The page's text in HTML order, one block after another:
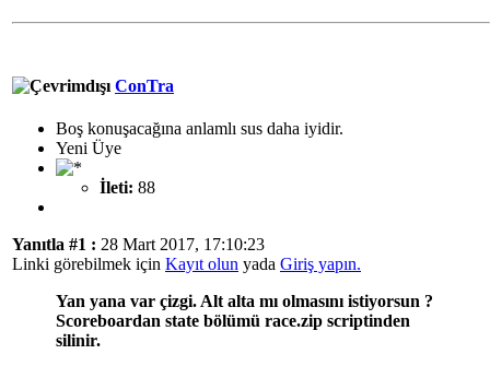
ConTra
Boş konuşacağına anlamlı sus daha iyidir.
Yeni Üye
İleti: 88
Yanıtla #1 : 28 Mart 2017, 17:10:23
Linki görebilmek için Kayıt olun yada Giriş yapın.
Yan yana var çizgi. Alt alta mı olmasını istiyorsun ?
Scoreboardan state bölümü race.zip scriptinden
silinir.